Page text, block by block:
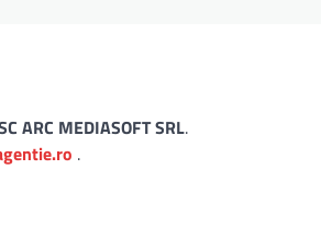
ARC MEDIASOFT SRL.
.